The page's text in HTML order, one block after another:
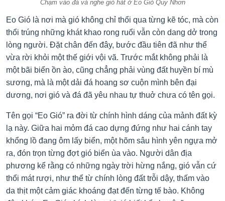
Chạm vào đá và nghe gió hát ở Eo Gió Quy Nhơn
Eo Gió là nơi mà gió không chỉ thổi qua từng kẽ tóc, mà còn
thổi trúng những khát khao rong ruổi vẫn còn dang dở trong
lòng người. Đặt chân đến đây, bước đầu tiên đã như thể
vừa rời khỏi một thế giới vội vã. Trước mắt không phải là
một bãi biển ồn ào, cũng chẳng phải vùng đất huyền bí mù
sương, mà là một dải đá hoang sơ cuộn mình bên đại
dương, nơi gió và đá đã yêu nhau tự thuở chưa có tên gọi.
Tên gọi “Eo Gió” ra đời từ chính hình dáng của mảnh đất kỳ
lạ này. Giữa hai mỏm đá cao dựng đứng như hai cánh tay
khổng lồ đang ôm lấy biển, một hõm sâu hình yên ngựa mở
ra, đón trọn từng đợt gió biển ùa vào. Người dân địa
phương kể rằng có những ngày trời hừng nắng, gió vẫn cứ
thổi mát rượi, như thể từ chính lòng đất trỗi dậy, thấm vào
da thịt một cảm giác khoáng đạt đến từng tế bào. Không